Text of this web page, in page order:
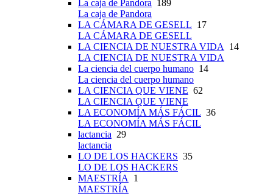
La caja de Pandora 189
La caja de Pandora
LA CÁMARA DE GESELL 17
LA CÁMARA DE GESELL
LA CIENCIA DE NUESTRA VIDA 14
LA CIENCIA DE NUESTRA VIDA
La ciencia del cuerpo humano 14
La ciencia del cuerpo humano
LA CIENCIA QUE VIENE 62
LA CIENCIA QUE VIENE
LA ECONOMÍA MÁS FÁCIL 36
LA ECONOMÍA MÁS FÁCIL
lactancia 29
lactancia
LO DE LOS HACKERS 35
LO DE LOS HACKERS
MAESTRÍA 1
MAESTRÍA